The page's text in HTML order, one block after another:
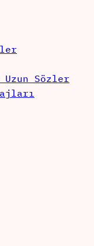
Sözler